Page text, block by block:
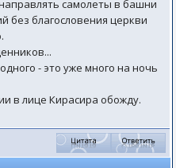
самолеты в башни
без благословения церкви
- это уже много на ночь
в лице Кирасира обожду.